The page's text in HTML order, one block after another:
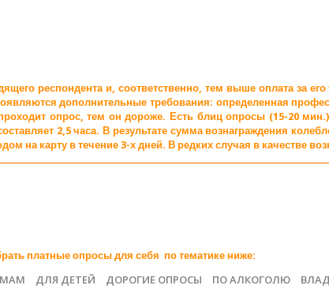
респондента и, соответственно, тем выше оплата за
дополнительные требования: определенная
опрос, тем он дороже. Есть блиц опросы (15-20
2,5 часа. В результате сумма вознаграждения
на карту в течение 3-х дней. В редких случая в качестве
платные опросы для себя по тематике ниже:
ДЛЯ ДЕТЕЙ ДОРОГИЕ ОПРОСЫ ПО АЛКОГОЛЮ